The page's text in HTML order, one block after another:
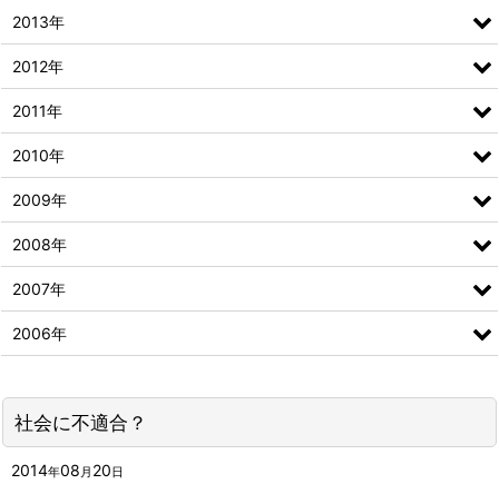
社会に不適合？
2014年08 月 20 日
2013年
2012年
2011年
2010年
2009年
2008年
2007年
2006年